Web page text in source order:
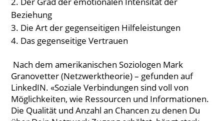
Beziehung
Die Art der gegenseitigen Hilfeleistungen
Das gegenseitige Vertrauen
Nach dem amerikanischen Soziologen Mark
Granovetter (Netzwerktheorie) – gefunden auf
LinkedIN. «Soziale Verbindungen sind voll von
Möglichkeiten, wie Ressourcen und Informationen.
Die Qualität und Anzahl an Chancen zu denen Du